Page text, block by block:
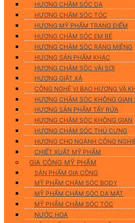
HƯƠNG CHĂM SÓC DA
HƯƠNG CHĂM SÓC TÓC
HƯƠNG MỸ PHẨM TRANG ĐIỂM
HƯƠNG CHĂM SÓC EM BÉ
HƯƠNG CHĂM SÓC RĂNG MIỆNG
HƯƠNG SẢN PHẨM KHÁC
HƯƠNG CHĂM SÓC VẢI SỢI
HƯƠNG GIẶT XẢ
CÔNG NGHỆ VI BAO HƯƠNG VÀ
HƯƠNG CHĂM SÓC KHÔNG GIAN
HƯƠNG SẢN PHẨM TẨY RỬA
HƯƠNG CHĂM SÓC KHÔNG GIAN
HƯƠNG CHĂM SÓC THÚ CƯNG
HƯƠNG CHO NGÀNH CÔNG
CHIẾT XUẤT MỸ PHẨM
GIA CÔNG MỸ PHẨM
SẢN PHẨM GIA CÔNG
MỸ PHẨM CHĂM SÓC BODY
MỸ PHẨM CHĂM SÓC DA MẶT
MỸ PHẨM CHĂM SÓC TÓC
NƯỚC HOA